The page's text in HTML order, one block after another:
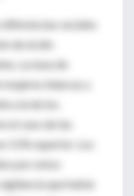
diferencias raciales
de ácido
La tasa de
blancas y
a la de los
el caso de las
11% superior. Los
por estos
que había